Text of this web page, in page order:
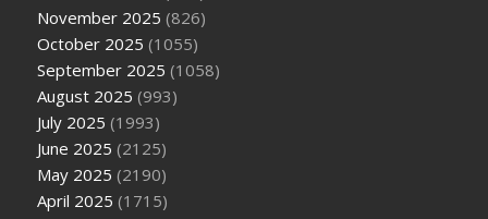
November 2025 (826)
October 2025 (1055)
September 2025 (1058)
August 2025 (993)
July 2025 (1993)
June 2025 (2125)
May 2025 (2190)
April 2025 (1715)